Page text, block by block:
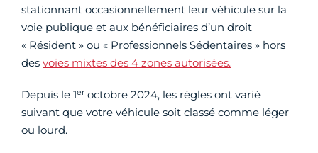
stationnant occasionnellement leur véhicule sur la
voie publique et aux bénéficiaires d’un droit
« Résident » ou « Professionnels Sédentaires » hors
des voies mixtes des 4 zones autorisées.
Depuis le 1er octobre 2024, les règles ont varié
suivant que votre véhicule soit classé comme léger
ou lourd.